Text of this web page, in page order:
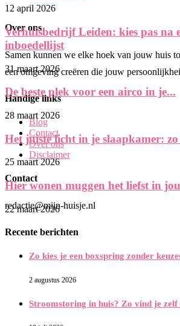
12 april 2026
Verhuisbedrijf Leiden: kies pas na
inboedellijst
31 maart 2026
De beste plek voor een airco in je...
28 maart 2026
Het juiste licht in je slaapkamer:
25 maart 2026
Hier wonen muggen het liefst in
22 maart 2026
Over ons
Samen kunnen we elke hoek van jouw huis
een omgeving creëren die jouw
Handige links
Blog
Contact
Over ons
Disclaimer
Contact
redactie@mijn-huisje.nl
Recente berichten
Zo kies je een boxspring zonder
2 augustus 2026
Stroomstoring in huis? Zo vind je zelf